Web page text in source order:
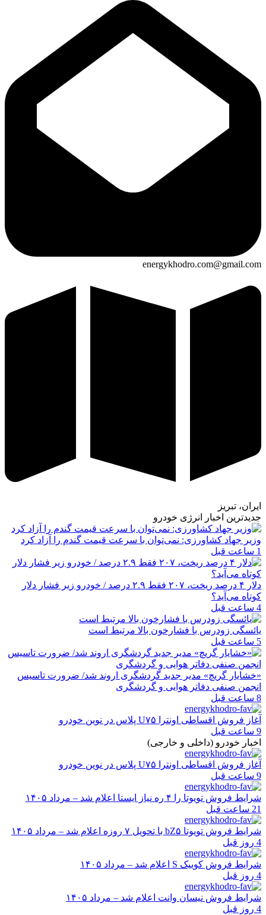
energykhodro.com@gmail.com
ایران، تبریز
جدیدترین اخبار انرژی خودرو
وزیر جهاد کشاورزی: نمی‌توان با سرعت قیمت گندم را آزاد کرد
1 ساعت قبل
دلار ۴ درصد ریخت، ۲۰۷ فقط ۲.۹ درصد / خودرو زیر فشار دلار
کوتاه می‌آید؟
4 ساعت قبل
یائسگی زودرس با فشارخون بالا مرتبط است
5 ساعت قبل
«خشایار گریچ» مدیر جدید گردشگری اروند شد/ ضرورت تاسیس
انجمن صنفی دفاتر هوایی و گردشگری
8 ساعت قبل
آغاز فروش اقساطی اونترا U۷۵ پلاس در نوین خودرو
9 ساعت قبل
اخبار خودرو (داخلی و خارجی)
آغاز فروش اقساطی اونترا U۷۵ پلاس در نوین خودرو
9 ساعت قبل
شرایط فروش تویوتا را ۴ ره نیاز ایستا اعلام شد – مرداد ۱۴۰۵
21 ساعت قبل
شرایط فروش تویوتا bZ۵ با تحویل ۷ روزه اعلام شد – مرداد ۱۴۰۵
4 روز قبل
شرایط فروش کوییک S اعلام شد – مرداد ۱۴۰۵
4 روز قبل
شرایط فروش نیسان وانت اعلام شد – مرداد ۱۴۰۵
4 روز قبل